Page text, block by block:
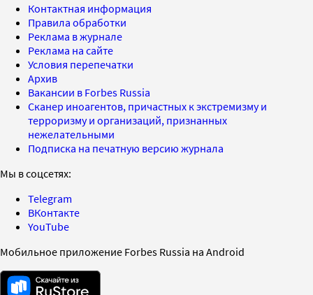
Контактная информация
Правила обработки
Реклама в журнале
Реклама на сайте
Условия перепечатки
Архив
Вакансии в Forbes Russia
Сканер иноагентов, причастных к экстремизму и
терроризму и организаций, признанных
нежелательными
Подписка на печатную версию журнала
Мы в соцсетях:
Telegram
ВКонтакте
YouTube
Мобильное приложение Forbes Russia на Android